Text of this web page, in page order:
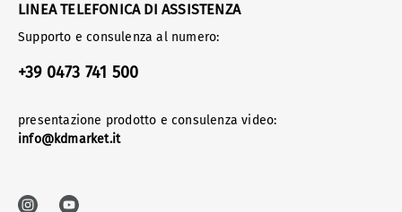
LINEA TELEFONICA DI ASSISTENZA
Supporto e consulenza al numero:
+39 0473 741 500
presentazione prodotto e consulenza video:
info@kdmarket.it